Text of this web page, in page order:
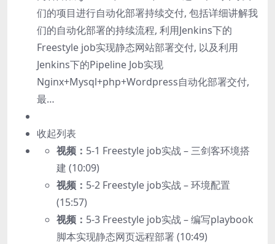
们的项目进行自动化部署持续交付, 包括详细讲解我
们的自动化部署的持续流程, 利用Jenkins下的
Freestyle job实现静态网站部署交付, 以及利用
Jenkins下的Pipeline Job实现
Nginx+Mysql+php+Wordpress自动化部署交付,
最…
收起列表
视频： 5-1 Freestyle job实战 – 三剑客环境搭
建 (10:09)
视频： 5-2 Freestyle job实战 – 环境配置
(15:57)
视频： 5-3 Freestyle job实战 – 编写playbook
脚本实现静态网页远程部署 (10:49)